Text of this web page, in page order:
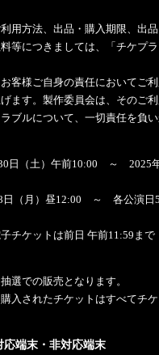
用方法、出品・購入期限、出
等につきましては、「チケプ
客様ご自身の責任においてご
ます。製作委員会は、そのご
ブルについて、一切責任を負い
日（土）午前10:00 ～ 2025
日（月）昼12:00 ～ 各公演日
チケットは前日 午前11:59まで
選での販売となります。
入されたチケットはすべてチ
応端末・非対応端末